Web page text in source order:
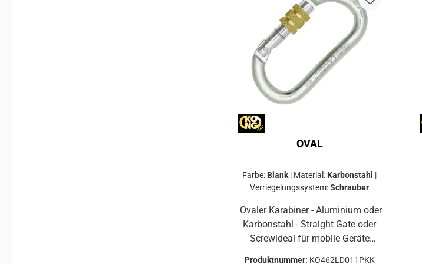
gleichzeitig ein hakenfreies
Verbinden von Seilen, Schlingen
und Geräten. Art.Nr.ArtikelnameBL
LängsBL QuerBL
OffenSchnapperöffnungDimensio
nGewichtA321Ultra Oval Plain
Gate25kN12kN7kN24mm101 x
OVAL
Farbe: Blank | Material: Karbonstahl |
Verriegelungssystem:Schrauber
Ovaler Karabiner - Aluminium oder
Karbonstahl - Straight Gate oder
Screwideal für mobile Geräte
Produktnummer: KO462LD011PKK